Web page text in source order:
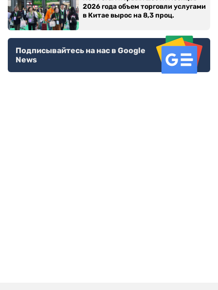
2026 года объем торговли услугами
в Китае вырос на 8,3 проц.
Подписывайтесь на нас в Google
News